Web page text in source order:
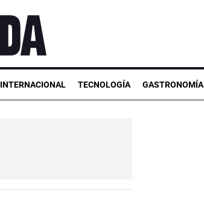
INTERNACIONAL TECNOLOGÍA GASTRONOMÍA